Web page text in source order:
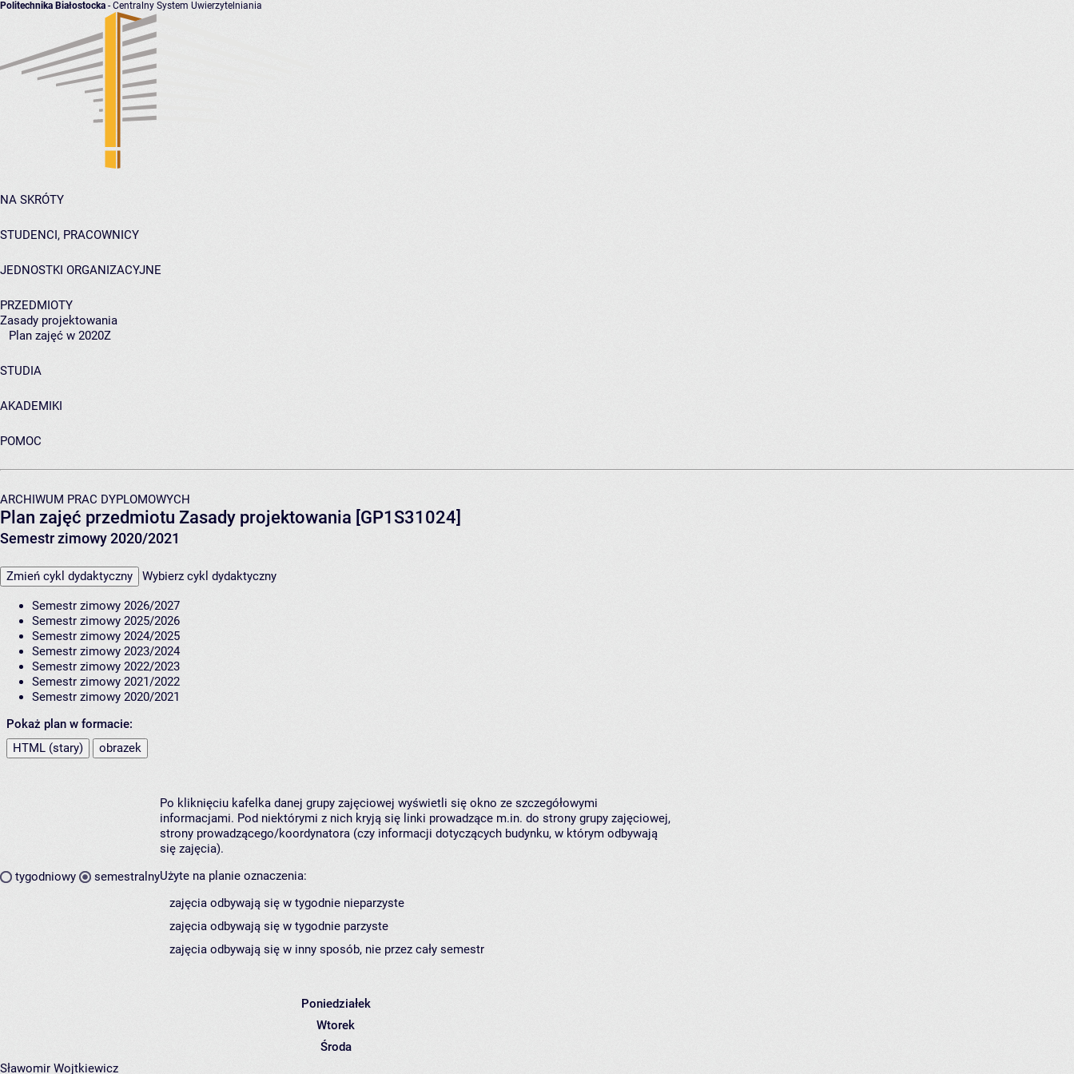
Politechnika Białostocka - Centralny System Uwierzytelniania
NA SKRÓTY
STUDENCI, PRACOWNICY
JEDNOSTKI ORGANIZACYJNE
PRZEDMIOTY
Zasady projektowania
Plan zajęć w 2020Z
STUDIA
AKADEMIKI
POMOC
ARCHIWUM PRAC DYPLOMOWYCH
Plan zajęć przedmiotu Zasady projektowania [GP1S31024]
Semestr zimowy 2020/2021
Zmień cykl dydaktyczny Wybierz cykl dydaktyczny
Semestr zimowy 2026/2027
Semestr zimowy 2025/2026
Semestr zimowy 2024/2025
Semestr zimowy 2023/2024
Semestr zimowy 2022/2023
Semestr zimowy 2021/2022
Semestr zimowy 2020/2021
Pokaż plan w formacie:
HTML (stary)
obrazek
tygodniowy semestralny
Po kliknięciu kafelka danej grupy zajęciowej wyświetli się okno ze szczegółowymi
informacjami. Pod niektórymi z nich kryją się linki prowadzące m.in. do strony grupy zajęciowej,
strony prowadzącego/koordynatora (czy informacji dotyczących budynku, w którym odbywają
się zajęcia).
Użyte na planie oznaczenia:
zajęcia odbywają się w tygodnie nieparzyste
zajęcia odbywają się w tygodnie parzyste
zajęcia odbywają się w inny sposób, nie przez cały semestr
Poniedziałek
Wtorek
Środa
Sławomir Wojtkiewicz